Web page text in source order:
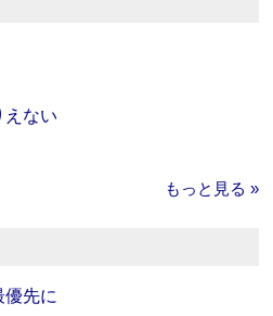
えない
もっと見る »
先に